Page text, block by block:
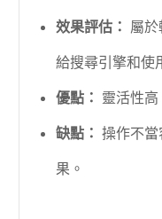
效果評估： 屬
給搜尋引擎和使
優點： 靈活性高
缺點： 操作不
果。